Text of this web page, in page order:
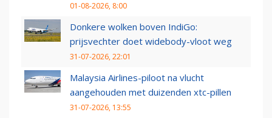
01-08-2026, 8:00
Donkere wolken boven IndiGo:
prijsvechter doet widebody-vloot weg
31-07-2026, 22:01
Malaysia Airlines-piloot na vlucht
aangehouden met duizenden xtc-pillen
31-07-2026, 13:55